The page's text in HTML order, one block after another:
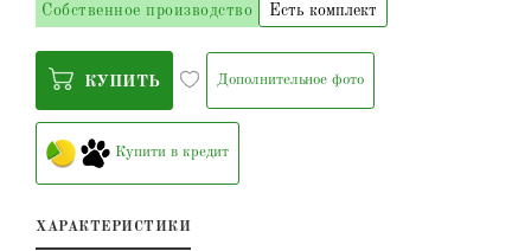
Собственное производство Есть комплект
КУПИТЬ Дополнительное фото
Купити в кредит
ХАРАКТЕРИСТИКИ